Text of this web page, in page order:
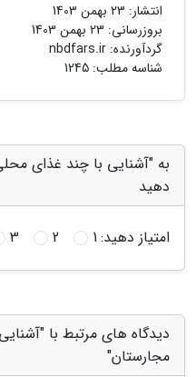
انتشار: 23 بهمن 1403
بروزرسانی: 23 بهمن 1403
گردآورنده: nbdfars.ir
شناسه مطلب: 1245
به "آشنایی با چند غذای
دهید
امتیاز دهید:1
2
3
دیدگاه های مرتبط با
مجارستان"